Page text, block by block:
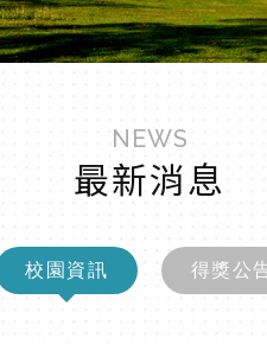
NEWS
最新消息
校園資訊 得獎公